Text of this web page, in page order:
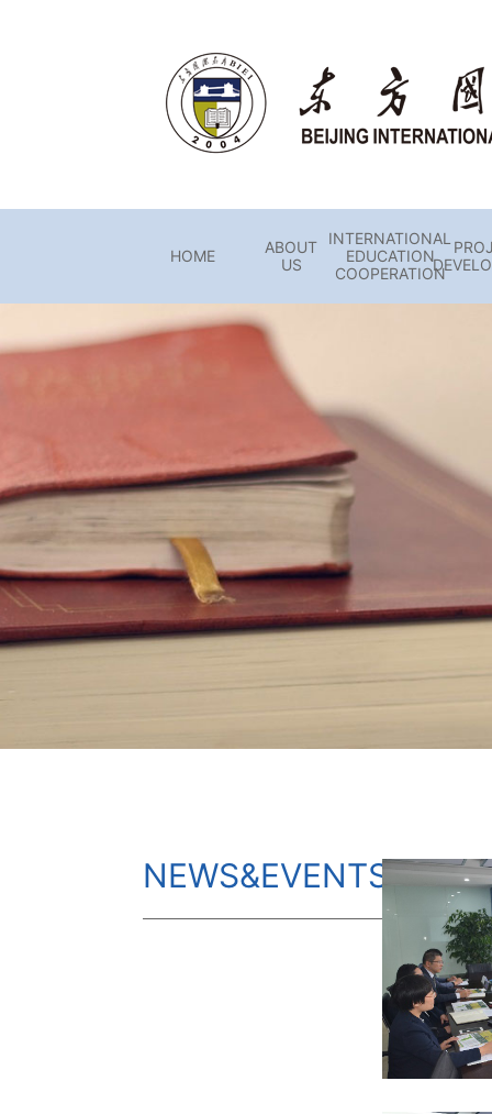
HOME
ABOUT
US
INTERNATIONAL
EDUCATION
COOPERATION
NEWS&EVENTS